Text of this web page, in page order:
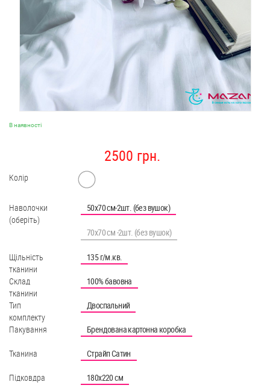
В наявності
2500 грн.
Колір
Наволочки
(оберіть)
50х70 см-2шт. (без вушок)
70х70 см -2шт. (без вушок)
Щільність
тканини
135 г/м.кв.
Склад
тканини
100% бавовна
Тип
комплекту
Двоспальний
Пакування Брендована картонна коробка
Тканина Страйп Сатин
Підковдра 180х220 см